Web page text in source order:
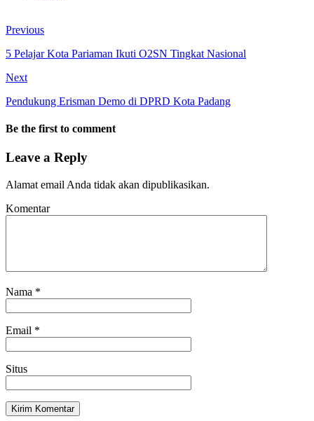
Previous
5 Pelajar Kota Pariaman Ikuti O2SN Tingkat Nasional
Next
Pendukung Erisman Demo di DPRD Kota Padang
Be the first to comment
Leave a Reply
Alamat email Anda tidak akan dipublikasikan.
Komentar
Nama *
Email *
Situs